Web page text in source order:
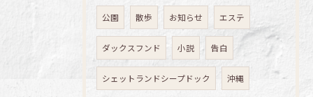
公園 散歩 お知らせ エステ
ダックスフンド 小説 告白
シェットランドシープドック 沖縄